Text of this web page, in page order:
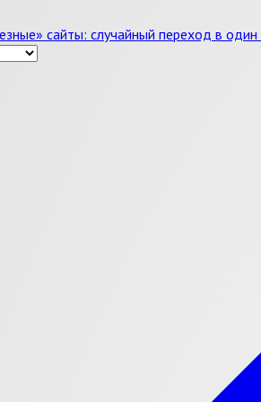
сайты: случайный переход в один